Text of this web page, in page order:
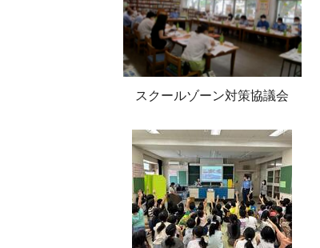
スクールゾーン対策協議会